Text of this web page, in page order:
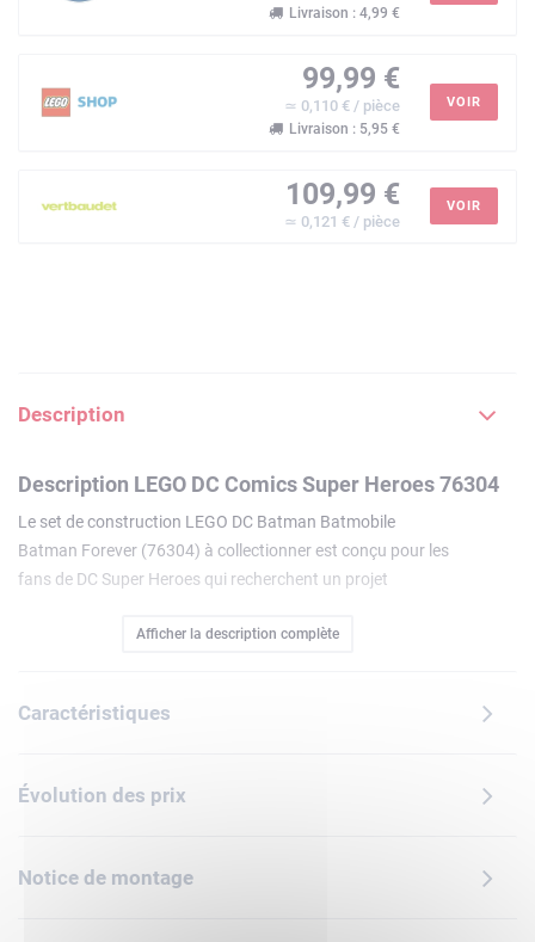
Livraison : 4,99 €
99,99 €
≃ 0,110 € / pièce
Livraison : 5,95 €
VOIR
109,99 €
≃ 0,121 € / pièce
VOIR
Description
Description LEGO DC Comics Super Heroes 76304
Le set de construction LEGO DC Batman Batmobile
Batman Forever (76304) à collectionner est conçu pour les
fans de DC Super Heroes qui recherchent un projet
suscitant l'admiration de tous lorsqu'il est exposé, ce kit
de 12 ans. Cette réplique authentique de la voiture du film
mobiles, de décorations et d'un cockpit qui s'ouvre pour
révéler un intérieur détaillé. Le véhicule s'accompagne d'une
Pour ajouter une dimension numérique à cette expérience,
les constructeurs peuvent zoomer, faire pivoter les modèles
Afficher la description complète
Caractéristiques
Évolution des prix
Notice de montage